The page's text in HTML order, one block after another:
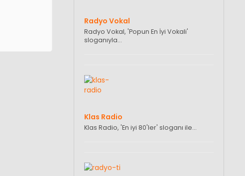
Radyo Vokal
Radyo Vokal, 'Popun En İyi Vokali'
sloganıyla…
Klas Radio
Klas Radio, 'En iyi 80'ler' sloganı ile…